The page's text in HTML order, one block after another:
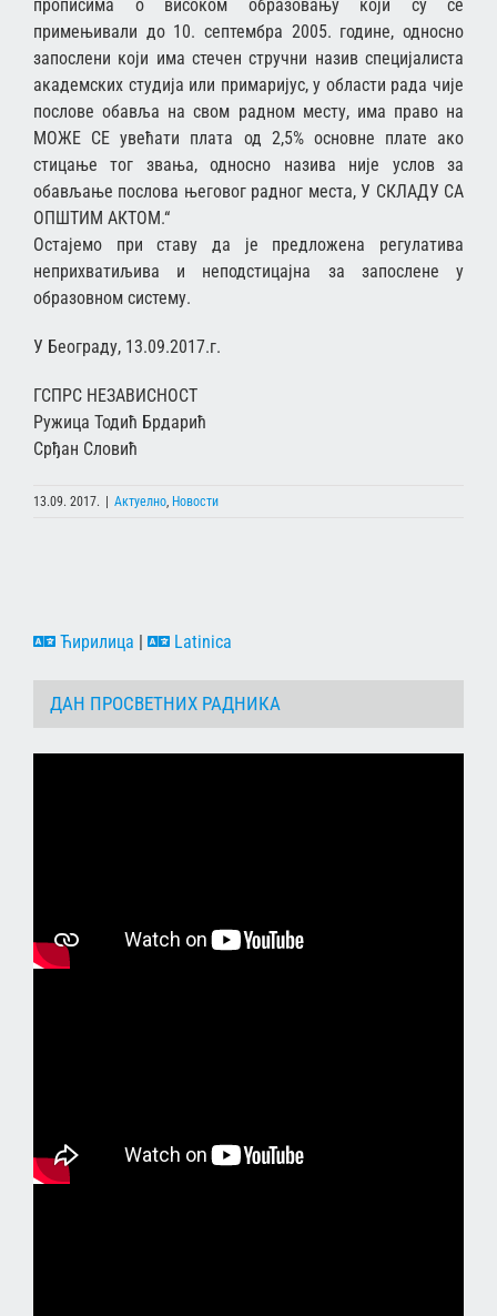
прописима о високом образовању који су се
примењивали до 10. септембра 2005. године, односно
запослени који има стечен стручни назив специјалиста
академских студија или примаријус, у области рада чије
послове обавља на свом радном месту, има право на
MOЖЕ СЕ увећати плата од 2,5% основне плате ако
стицање тог звања, односно назива није услов за
обављање послова његовог радног места, У СКЛАДУ СА
ОПШТИМ АКТОМ.“
Остајемо при ставу да је предложена регулатива
неприхватиљива и неподстицајна за запослене у
образовном систему.
У Београду, 13.09.2017.г.
ГСПРС НЕЗАВИСНОСТ
Ружица Тодић Брдарић
Срђан Словић
13.09. 2017. | Актуелно Новости
Ћирилица | Latinica
ДАН ПРОСВЕТНИХ РАДНИКА